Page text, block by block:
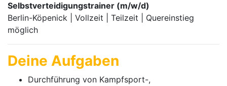
Selbstverteidigungstrainer (m/w/d)
Berlin-Köpenick | Vollzeit | Teilzeit | Quereinstieg
möglich
Deine Aufgaben
Durchführung von Kampfsport-,